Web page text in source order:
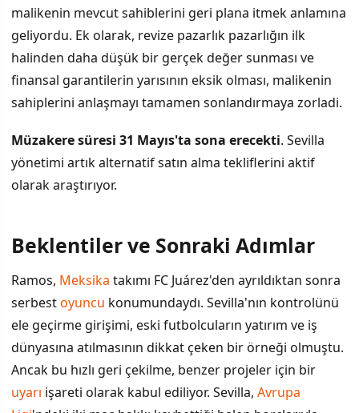
malikenin mevcut sahiblerini geri plana itmek anlamına
geliyordu. Ek olarak, revize pazarlık pazarlığın ilk
halinden daha düşük bir gerçek değer sunması ve
finansal garantilerin yarısının eksik olması, malikenin
sahiplerini anlaşmayı tamamen sonlandırmaya zorladi.
Müzakere süresi 31 Mayıs'ta sona erecekti. Sevilla
yönetimi artık alternatif satın alma tekliflerini aktif
olarak araştırıyor.
Beklentiler ve Sonraki Adımlar
Ramos, Meksika takımı FC Juárez'den ayrıldıktan sonra
serbestoyuncu konumundaydı. Sevilla'nın kontrolünü
ele geçirme girişimi, eski futbolcuların yatırım ve iş
dünyasına atılmasının dikkat çeken bir örneği olmuştu.
Ancak bu hızlı geri çekilme, benzer projeler için bir
uyarı işareti olarak kabul ediliyor. Sevilla, Avrupa